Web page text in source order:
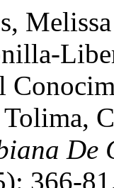
Tolima,
De
366-